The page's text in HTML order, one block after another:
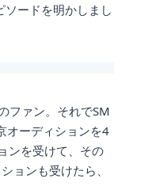
ソードを明かしまし
ファン。それでSM
オーディションを4
ンを受けて、その
ョンも受けたら、